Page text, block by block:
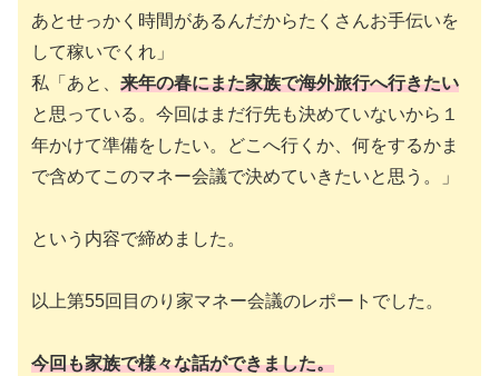
あとせっかく時間があるんだからたくさんお手伝いを
して稼いでくれ」
私「あと、 来年の春にまた家族で海外旅行へ行きたい
と思っている。今回はまだ行先も決めていないから１
年かけて準備をしたい。どこへ行くか、何をするかま
で含めてこのマネー会議で決めていきたいと思う。」
という内容で締めました。
以上第55回目のり家マネー会議のレポートでした。
今回も家族で様々な話ができました。